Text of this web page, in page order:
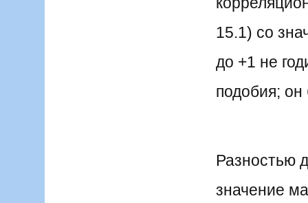
15.1) со
до +1 не
подобия; он
Разностью
значение